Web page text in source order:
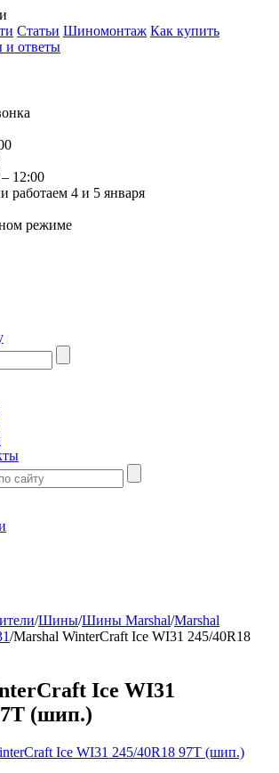
Статьи Шиномонтаж Как купить
и ответы
12:00
работаем 4 и 5 января
режиме
/Шины/Шины Marshal/Marshal
/Marshal WinterCraft Ice WI31 245/40R18
Ice WI31
(шип.)